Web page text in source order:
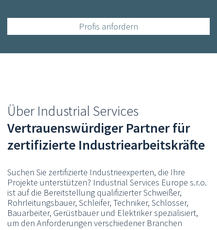
Profis anfordern
Über Industrial Services
Vertrauenswürdiger Partner für
zertifizierte Industriearbeitskräfte
Suchen Sie zertifizierte Industrieexperten, die Ihre
Projekte unterstützen? Industrial Services Europe s.r.o.
ist auf die Bereitstellung qualifizierter Schweißer,
Rohrleitungsbauer, Schleifer, Techniker, Schlosser,
Bauarbeiter, Gerüstbauer und Elektriker spezialisiert,
um den Anforderungen verschiedener Branchen